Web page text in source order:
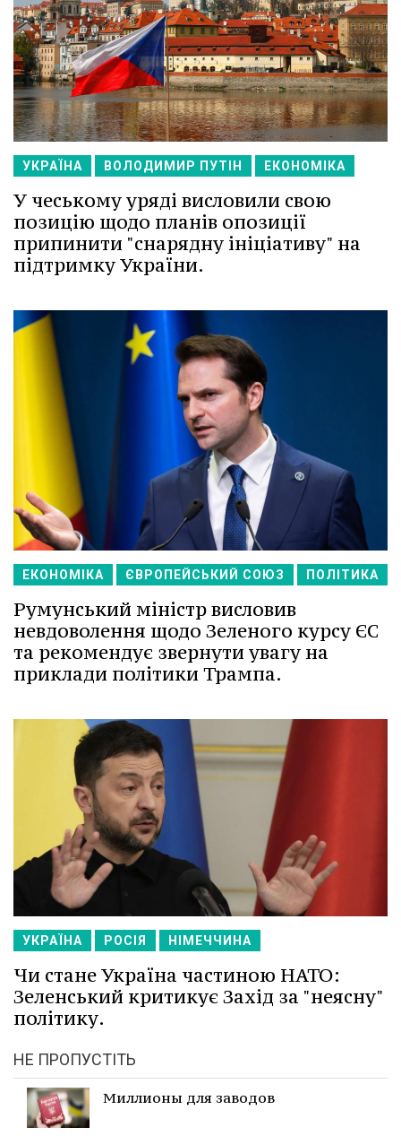
УКРАЇНА ВОЛОДИМИР ПУТІН ЕКОНОМІКА
У чеському уряді висловили свою
позицію щодо планів опозиції
припинити "снарядну ініціативу" на
підтримку України.
ЕКОНОМІКА ЄВРОПЕЙСЬКИЙ СОЮЗ ПОЛІТИКА
Румунський міністр висловив
невдоволення щодо Зеленого курсу ЄС
та рекомендує звернути увагу на
приклади політики Трампа.
УКРАЇНА РОСІЯ НІМЕЧЧИНА
Чи стане Україна частиною НАТО:
Зеленський критикує Захід за "неясну"
політику.
НЕ ПРОПУСТІТЬ
Миллионы для заводов